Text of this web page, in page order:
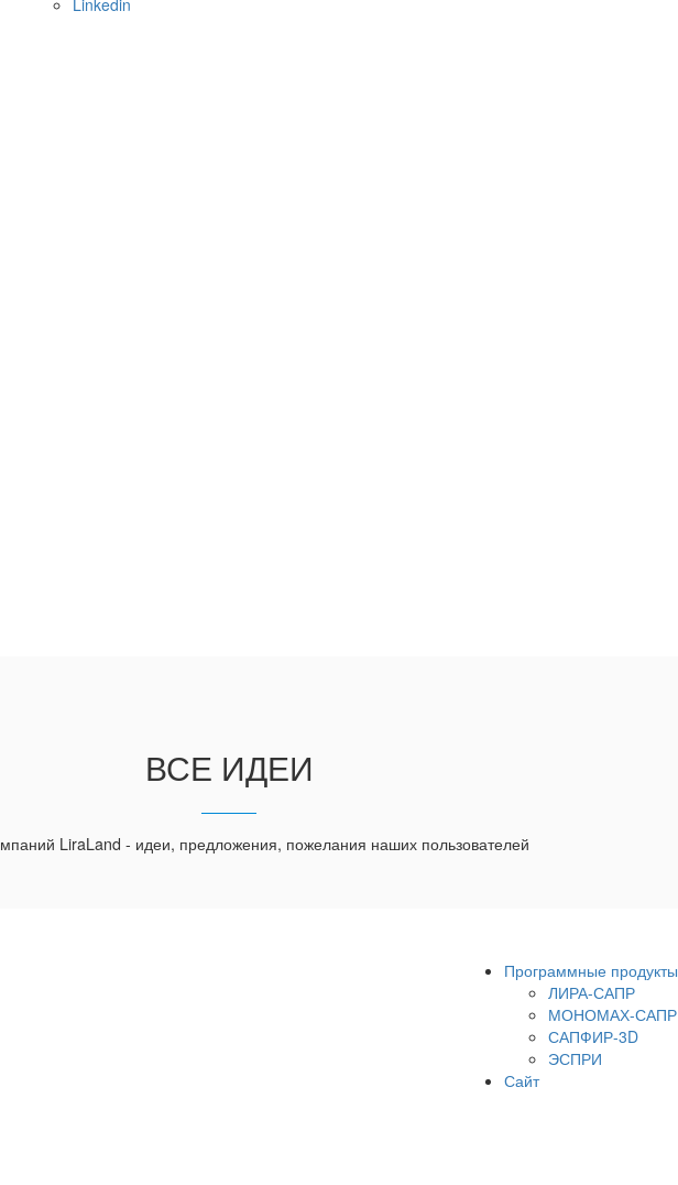
ВСЕ ИДЕИ
LiraLand - идеи, предложения, пожелания наших пользователей
Программные продукты
ЛИРА-САПР
МОНОМАХ-САПР
САПФИР-3D
ЭСПРИ
Сайт